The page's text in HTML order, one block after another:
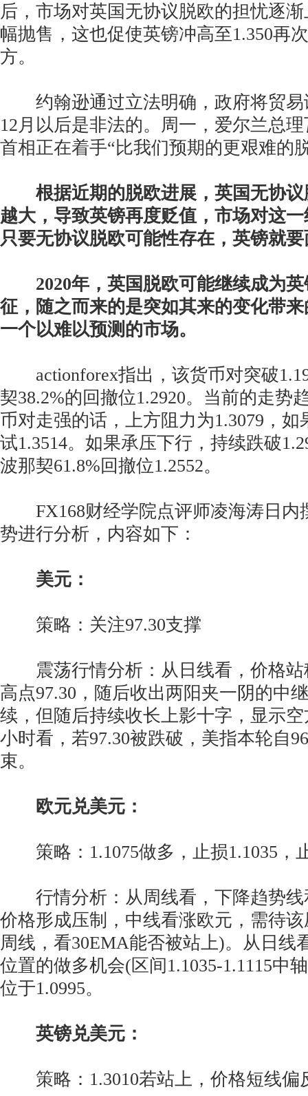
后，市场对英国无协议脱欧的担忧逐
幅抛售，这也促使英镑冲高至1.350再
方。
约翰逊通过立法明确，政府将贸易
12月以后是非法的。周一，爱尔兰总
首相正在着手“比我们预期的更艰难的
根据近期的脱欧进展，英国无协
越大，导致英镑再度贬值，市场对这
只要无协议脱欧可能性存在，英镑就
2020年，英国脱欧可能继续成为英
征，随之而来的是突如其来的变化带
一个以难以预测的市场。
actionforex指出，该货币对突破
契38.2%的回撤位1.2920。当前的走势
币对走强的话，上方阻力为1.3079，
试1.3514。如果承压下行，持续跌破
波那契61.8%回撤位1.2552。
FX168财经学院点评师凌海涛日内
势进行分析，内容如下：
美元：
策略：关注97.30支撑
震荡行情分析：从日线看，价格站
高点97.30，随后收出两阳夹一阴的中
续，但随后持续收长上影十字，显示
小时看，若97.30被跌破，美指本轮自
束。
欧元兑美元：
策略：1.1075做多，止损1.1035，
行情分析：从周线看，下降趋势线
价格形成压制，中线看涨欧元，需待
周线，看30EMA能否被站上)。从日线
位置的做多机会(区间1.1035-1.1115中
位于1.0995。
英镑兑美元：
策略：1.3010若站上，价格短线偏